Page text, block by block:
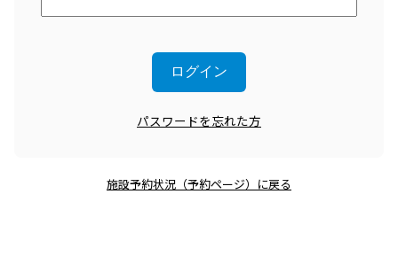
パスワードを忘れた方
施設予約状況（予約ページ）に戻る